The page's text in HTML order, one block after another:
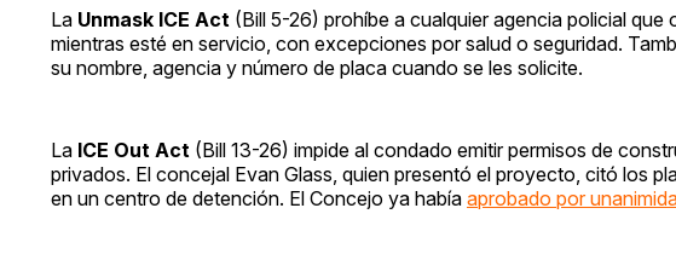
La Unmask ICE Act (Bill 5-26) prohíbe a cualquier agencia policial
mientras esté en servicio, con excepciones por salud o seguridad.
su nombre, agencia y número de placa cuando se les solicite.
La ICE Out Act (Bill 13-26) impide al condado emitir permisos de
privados. El concejal Evan Glass, quien presentó el proyecto, citó los
en un centro de detención. El Concejo ya había aprobado por